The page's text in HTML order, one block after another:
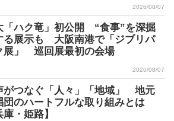
2026/08/07
「ハク竜」初公開 “食事”を深掘
る展示も 大阪南港で「ジブリパ
展」 巡回展最初の会場
2026/08/07
がつなぐ「人々」「地域」 地元
団のハートフルな取り組みとは
庫・姫路】